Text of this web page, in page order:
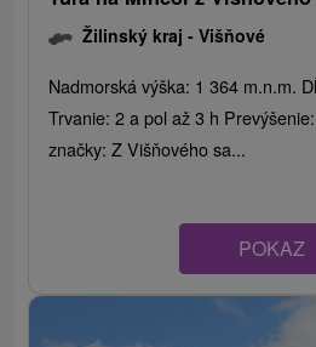
Žilinský kraj -Višňové
Nadmorská výška: 1 364 m.n.m.
Trvanie: 2 a pol až 3 h
značky: Z Višňového sa...
POKAZ